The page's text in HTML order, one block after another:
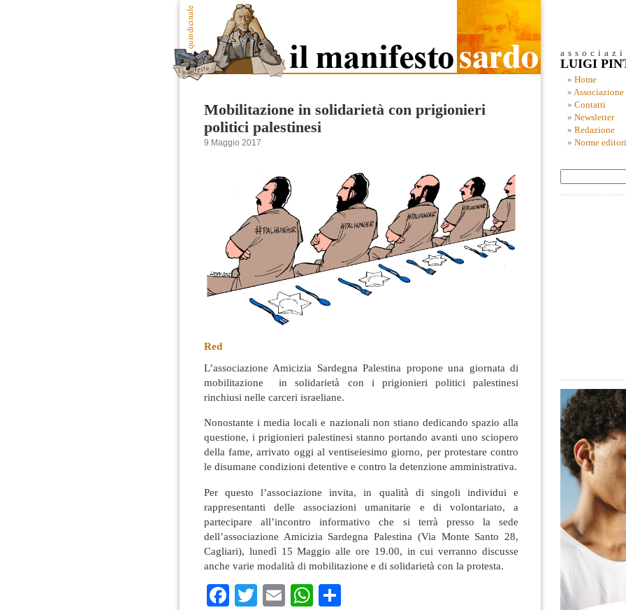
Mobilitazione in solidarietà con prigionieri
politici palestinesi
9 Maggio 2017
Red
L’associazione Amicizia Sardegna Palestina propone una giornata di
mobilitazione in solidarietà con i prigionieri politici palestinesi
rinchiusi nelle carceri israeliane.
Nonostante i media locali e nazionali non stiano dedicando spazio alla
questione, i prigionieri palestinesi stanno portando avanti uno sciopero
della fame, arrivato oggi al ventiseiesimo giorno, per protestare contro
le disumane condizioni detentive e contro la detenzione amministrativa.
Per questo l’associazione invita, in qualità di singoli individui e
rappresentanti delle associazioni umanitarie e di volontariato, a
partecipare all’incontro informativo che si terrà presso la sede
dell’associazione Amicizia Sardegna Palestina (Via Monte Santo 28,
Cagliari), lunedì 15 Maggio alle ore 19.00, in cui verranno discusse
anche varie modalità di mobilitazione e di solidarietà con la protesta.
Facebook
TwitterEmailWhatsApp
LUIGI
Home
Associazione
Contatti
Newsletter
Redazione
Norme